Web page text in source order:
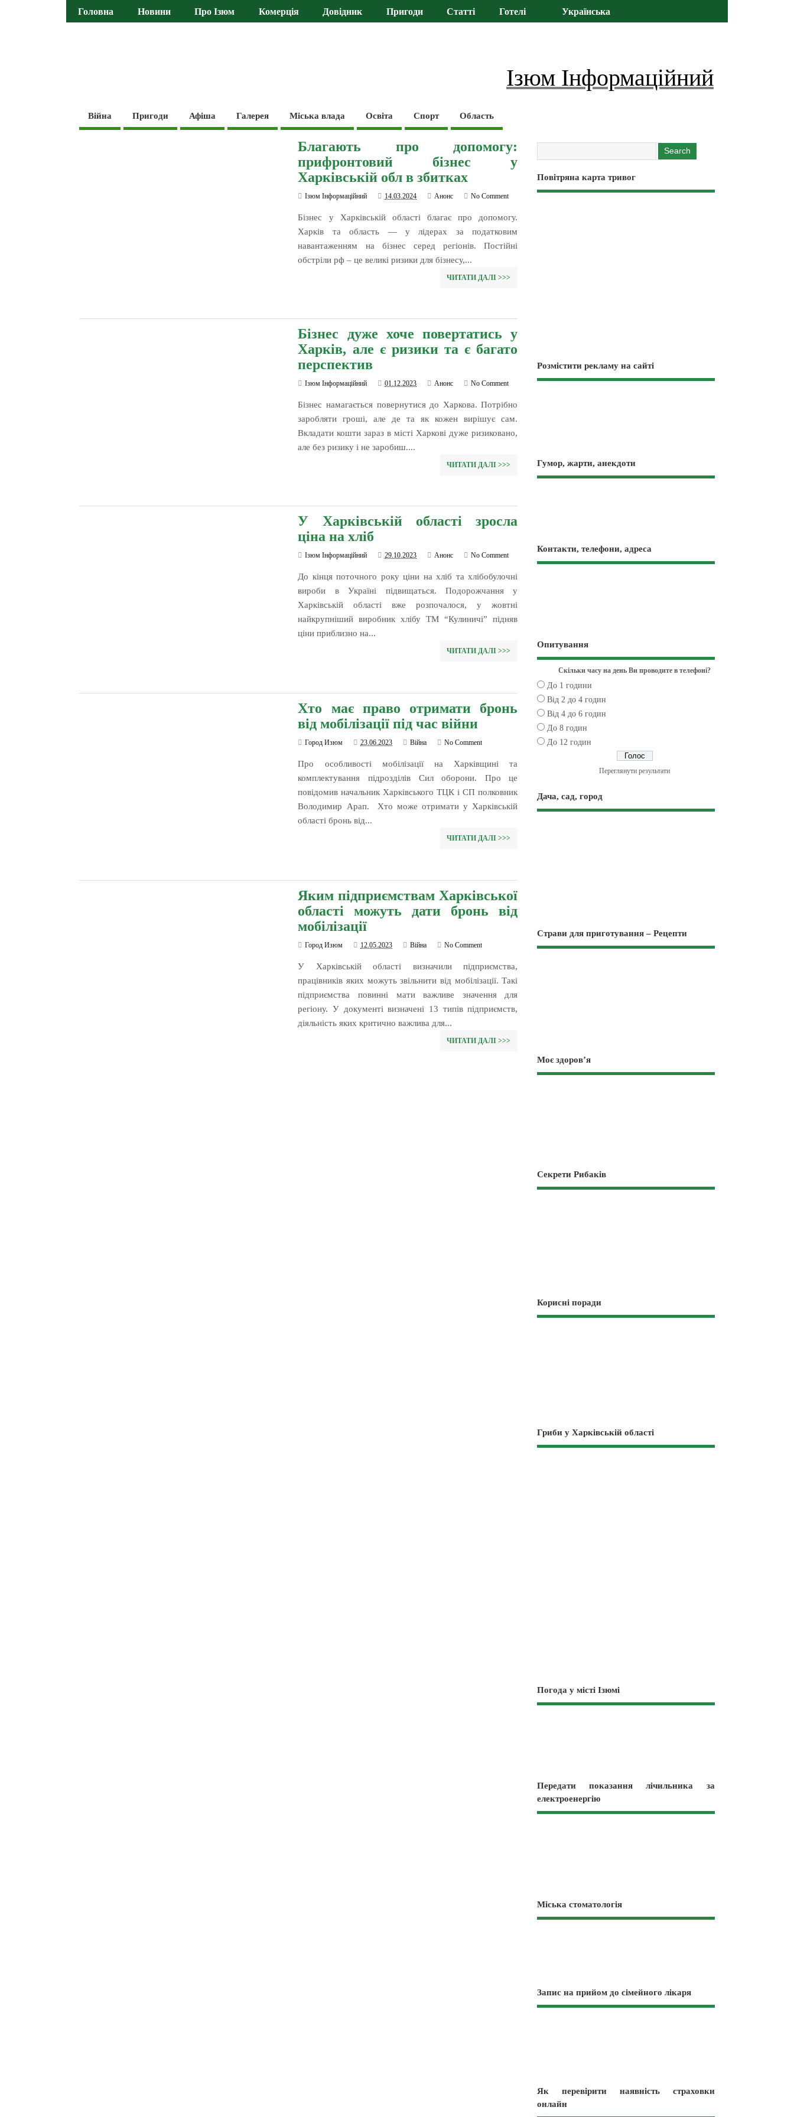
Головна Новини Про Ізюм Комерція Довідник Пригоди Статті Готелі Українська
Ізюм Інформаційний
Війна Пригоди Афіша Галерея Міська влада Освіта Спорт Область
Благають про допомогу:
прифронтовий бізнес у
Харківській обл в збитках
Ізюм Інформаційний 14.03.2024 Анонс No Comment
Бізнес у Харківській області благає про допомогу.
Харків та область — у лідерах за податковим
навантаженням на бізнес серед регіонів. Постійні
обстріли рф – це великі ризики для бізнесу,...
ЧИТАТИ ДАЛІ >>>
Бізнес дуже хоче повертатись у
Харків, але є ризики та є багато
перспектив
Ізюм Інформаційний 01.12.2023 Анонс No Comment
Бізнес намагається повернутися до Харкова. Потрібно
заробляти гроші, але де та як кожен вирішує сам.
Вкладати кошти зараз в місті Харкові дуже ризиковано,
але без ризику і не заробиш....
ЧИТАТИ ДАЛІ >>>
У Харківській області зросла
ціна на хліб
Ізюм Інформаційний 29.10.2023 Анонс No Comment
До кінця поточного року ціни на хліб та хлібобулочні
вироби в Україні підвищаться. Подорожчання у
Харківській області вже розпочалося, у жовтні
найкрупніший виробник хлібу ТМ “Кулиничі” підняв
ціни приблизно на...
ЧИТАТИ ДАЛІ >>>
Хто має право отримати бронь
від мобілізації під час війни
Город Изюм 23.06.2023 Війна No Comment
Про особливості мобілізації на Харківщині та
комплектування підрозділів Сил оборони. Про це
повідомив начальник Харківського ТЦК і СП полковник
Володимир Арап. Хто може отримати у Харківській
області бронь від...
ЧИТАТИ ДАЛІ >>>
Яким підприємствам Харківської
області можуть дати бронь від
мобілізації
Город Изюм 12.05.2023 Війна No Comment
У Харківській області визначили підприємства,
працівників яких можуть звільнити від мобілізації. Такі
підприємства повинні мати важливе значення для
регіону. У документі визначені 13 типів підприємств,
діяльність яких критично важлива для...
ЧИТАТИ ДАЛІ >>>
Повітряна карта тривог
Розмістити рекламу на сайті
Гумор, жарти, анекдоти
Контакти, телефони, адреса
Опитування
Скільки часу на день Ви проводите в телефоні?
До 1 години
Від 2 до 4 годин
Від 4 до 6 годин
До 8 годин
До 12 годин
Переглянути результати
Дача, сад, город
Страви для приготування – Рецепти
Моє здоров’я
Секрети Рибаків
Корисні поради
Гриби у Харківській області
Погода у місті Ізюмі
Передати показання лічильника за
електроенергію
Міська стоматологія
Запис на прийом до сімейного лікаря
Як перевірити наявність страховки
онлайн